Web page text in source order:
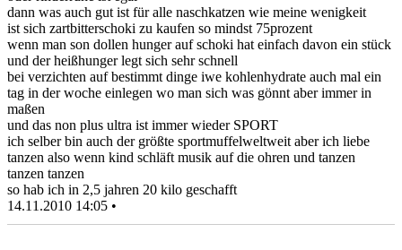
dann was auch gut ist für alle naschkatzen wie meine wenigkeit
ist sich zartbitterschoki zu kaufen so mindst 75prozent
wenn man son dollen hunger auf schoki hat einfach davon ein stück
und der heißhunger legt sich sehr schnell
bei verzichten auf bestimmt dinge iwe kohlenhydrate auch mal ein
tag in der woche einlegen wo man sich was gönnt aber immer in
maßen
und das non plus ultra ist immer wieder SPORT
ich selber bin auch der größte sportmuffelweltweit aber ich liebe
tanzen also wenn kind schläft musik auf die ohren und tanzen
tanzen tanzen
so hab ich in 2,5 jahren 20 kilo geschafft
14.11.2010 14:05 •